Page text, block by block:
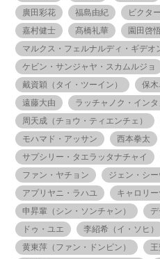
廣田彩花
福島由紀 ビクタ
嘉村健士
髙橋礼華
園田啓悟
マルクス・フェルナルディ・ギデオ
ケビン・サンジャヤ・スカムルジョ
戴資穎（タイ・ツーイン）
保木
遠藤大由
ラッチャノク・インタ
周天成（チョウ・ティエンチェ）
モハマド・アッサン
西本拳太
サプシリー・タエラッタナチャイ
ファン・ヤチョン
ジェン・シー
アプリヤニ・ラハユ
キャロリ
申昇輩（シン・ソンチャン）
ドゥ・ユエ
李紹希（イ・ソヒ）
黄東萍（ファン・ドンピン）